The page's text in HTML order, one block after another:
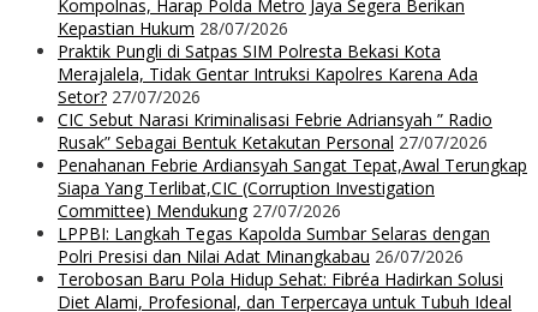
Kompolnas, Harap Polda Metro Jaya Segera Berikan
Kepastian Hukum 28/07/2026
Praktik Pungli di Satpas SIM Polresta Bekasi Kota
Merajalela, Tidak Gentar Intruksi Kapolres Karena Ada
Setor? 27/07/2026
CIC Sebut Narasi Kriminalisasi Febrie Adriansyah ” Radio
Rusak” Sebagai Bentuk Ketakutan Personal 27/07/2026
Penahanan Febrie Ardiansyah Sangat Tepat,Awal Terungkap
Siapa Yang Terlibat,CIC (Corruption Investigation
Committee) Mendukung 27/07/2026
LPPBI: Langkah Tegas Kapolda Sumbar Selaras dengan
Polri Presisi dan Nilai Adat Minangkabau 26/07/2026
Terobosan Baru Pola Hidup Sehat: Fibréa Hadirkan Solusi
Diet Alami, Profesional, dan Terpercaya untuk Tubuh Ideal